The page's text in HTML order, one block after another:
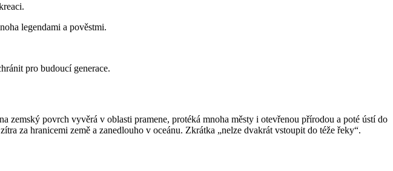
legendami a pověstmi.
pro budoucí generace.
zemský povrch vyvěrá v oblasti pramene, protéká mnoha městy i otevřenou přírodou a poté ústí do
za hranicemi země a zanedlouho v oceánu. Zkrátka „nelze dvakrát vstoupit do téže řeky“.